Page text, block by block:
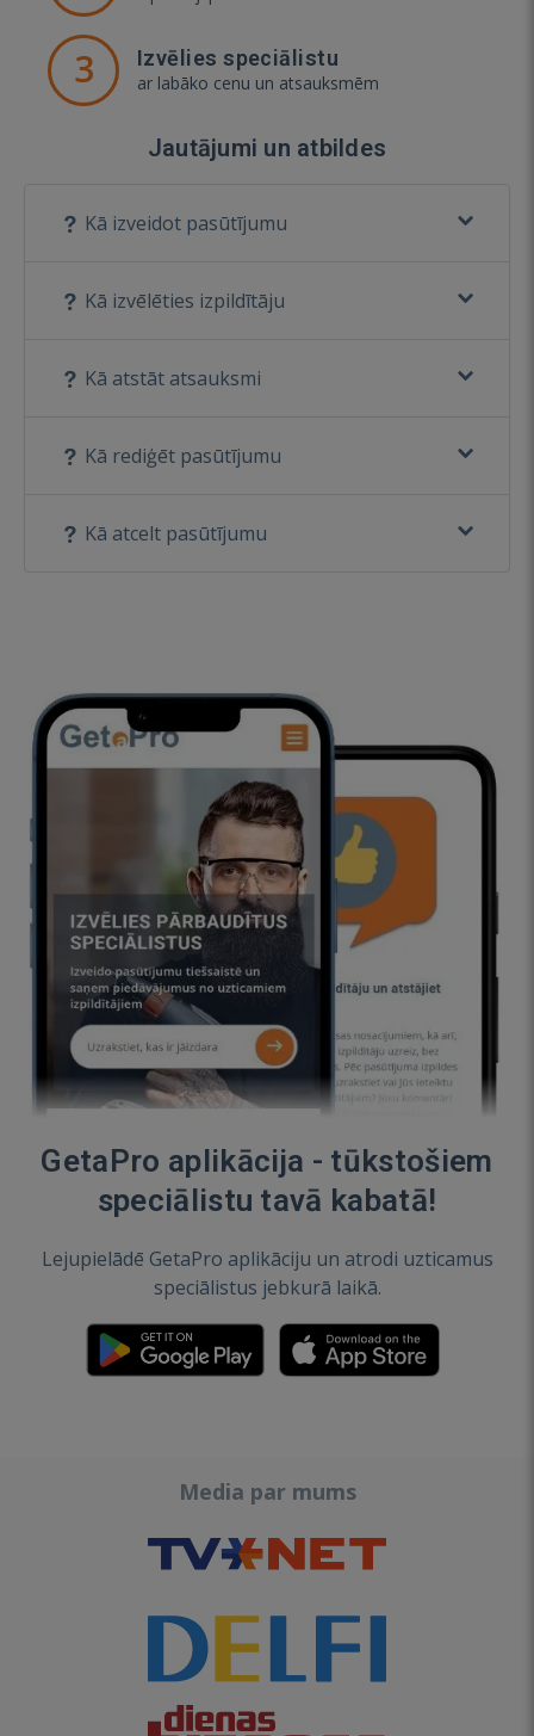
3 Izvēlies speciālistu
ar labāko cenu un atsauksmēm
Jautājumi un atbildes
Kā izveidot pasūtījumu
Kā izvēlēties izpildītāju
Kā atstāt atsauksmi
Kā rediģēt pasūtījumu
Kā atcelt pasūtījumu
GetaPro aplikācija - tūkstošiem
speciālistu tavā kabatā!
Lejupielādē GetaPro aplikāciju un atrodi uzticamus
speciālistus jebkurā laikā.
Media par mums